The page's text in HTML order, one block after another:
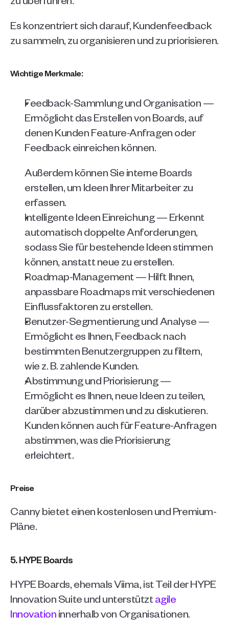
Es konzentriert sich darauf, Kundenfeedback
zu sammeln, zu organisieren und zu priorisieren.
Wichtige Merkmale:
Feedback-Sammlung und Organisation —
Ermöglicht das Erstellen von Boards, auf
denen Kunden Feature-Anfragen oder
Feedback einreichen können.
Außerdem können Sie interne Boards
erstellen, um Ideen Ihrer Mitarbeiter zu
erfassen.
Intelligente Ideen Einreichung — Erkennt
automatisch doppelte Anforderungen,
sodass Sie für bestehende Ideen stimmen
können, anstatt neue zu erstellen.
Roadmap-Management — Hilft Ihnen,
anpassbare Roadmaps mit verschiedenen
Einflussfaktoren zu erstellen.
Benutzer-Segmentierung und Analyse —
Ermöglicht es Ihnen, Feedback nach
bestimmten Benutzergruppen zu filtern,
wie z. B. zahlende Kunden.
Abstimmung und Priorisierung —
Ermöglicht es Ihnen, neue Ideen zu teilen,
darüber abzustimmen und zu diskutieren.
Kunden können auch für Feature-Anfragen
abstimmen, was die Priorisierung
erleichtert.
Preise
Canny bietet einen kostenlosen und Premium-
Pläne.
5. HYPE Boards
HYPE Boards, ehemals Viima, ist Teil der HYPE
Innovation Suite und unterstützt agile
Innovation innerhalb von Organisationen.